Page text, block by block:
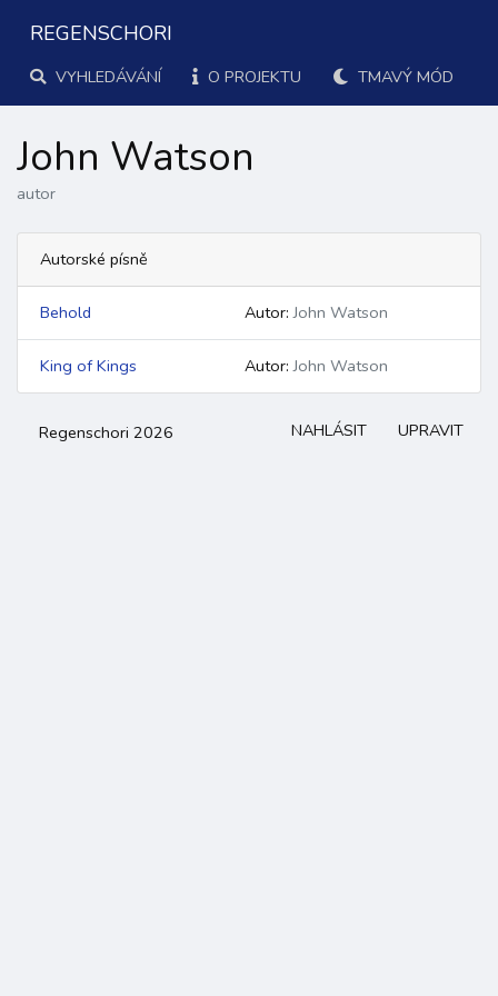
REGENSCHORI
VYHLEDÁVÁNÍ O PROJEKTU TMAVÝ MÓD
John Watson
autor
Autorské písně
Behold Autor: John Watson
King of Kings Autor: John Watson
Regenschori 2026 NAHLÁSIT UPRAVIT